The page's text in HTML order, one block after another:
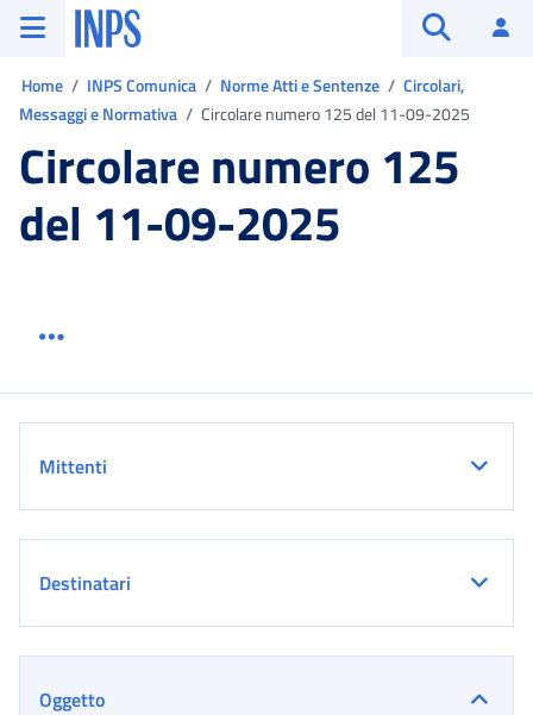
Vai al menu principale
Vai al contenuto principale
Vai al pie' di pagina
INPS ()
Home INPS Comunica Norme Atti e Sentenze
Circolari,
Messaggi e Normativa
Circolare numero 125 del 11-09-2025
Circolare numero 125
del 11-09-2025
Mittenti
Destinatari
Oggetto